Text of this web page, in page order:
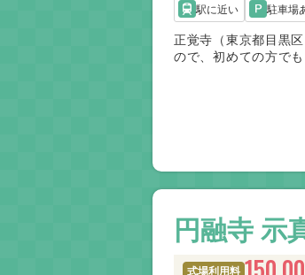
駅に近い 駐車場
正覚寺（東京都目黒
ので、初めての方で
円融寺 示
式場利用料